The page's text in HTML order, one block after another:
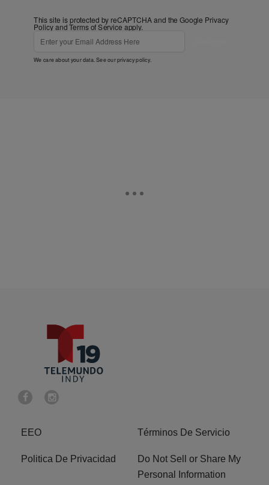
This site is protected by reCAPTCHA and the Google Privacy
PolicyandTerms of Service apply.
We care about your data. See ourprivacy policy.
EEO Términos De Servicio
Politica De Privacidad
Do Not Sell or Share My
Personal Information